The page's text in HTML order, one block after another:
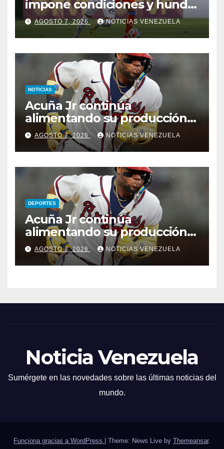
impone condiciones y hunde
al Caracas FC
AGOSTO 7, 2026 NOTICIAS VENEZUELA
NOTICIAS
Acuña Jr continúa
alimentando su producción
jonronera
AGOSTO 7, 2026 NOTICIAS VENEZUELA
DEPORTES
Acuña Jr continúa
alimentando su producción
jonronera
AGOSTO 7, 2026 NOTICIAS VENEZUELA
Noticia Venezuela
Sumérgete en las novedades sobre las últimas noticias del
mundo.
Funciona gracias a WordPress Theme: News Live by Themeansar.